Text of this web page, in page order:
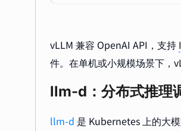
vLLM 兼容 OpenAI API，支持
件。在单机或小规模场景下，
llm-d：分布式推理
llm-d 是 Kubernetes 上的大